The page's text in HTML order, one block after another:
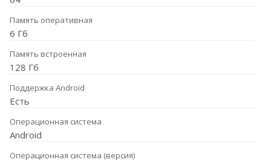
Память оперативная
6 Гб
Память встроенная
128 Гб
Поддержка Android
Есть
Операционная система
Android
Операционная система (версия)